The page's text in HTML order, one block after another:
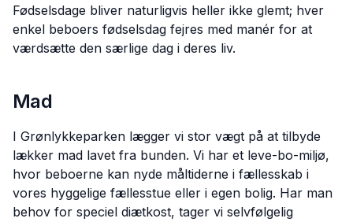
Fødselsdage bliver naturligvis heller ikke glemt; hver
enkel beboers fødselsdag fejres med manér for at
værdsætte den særlige dag i deres liv.
Mad
I Grønlykkeparken lægger vi stor vægt på at tilbyde
lækker mad lavet fra bunden. Vi har et leve-bo-miljø,
hvor beboerne kan nyde måltiderne i fællesskab i
vores hyggelige fællesstue eller i egen bolig. Har man
behov for speciel diætkost, tager vi selvfølgelig